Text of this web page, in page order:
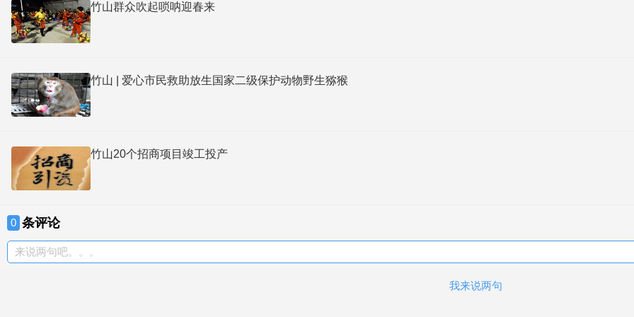
竹山群众吹起唢呐迎春来
竹山 | 爱心市民救助放生国家二级保护动物野生猕猴
竹山20个招商项目竣工投产
0 条评论
来说两句吧。。。
我来说两句